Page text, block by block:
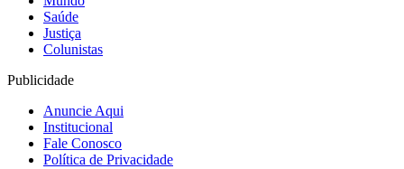
Saúde
Justiça
Colunistas
Publicidade
Anuncie Aqui
Institucional
Fale Conosco
Política de Privacidade